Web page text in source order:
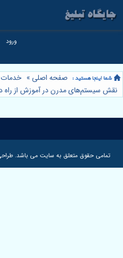
صفحه اصلی » خدمات
نقش سیستم‌های مدرن در آموزش از راه
تمامی حقوق متعلق به سایت می باشد.